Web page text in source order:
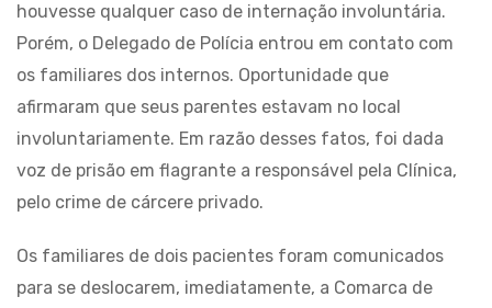
houvesse qualquer caso de internação involuntária.
Porém, o Delegado de Polícia entrou em contato com
os familiares dos internos. Oportunidade que
afirmaram que seus parentes estavam no local
involuntariamente. Em razão desses fatos, foi dada
voz de prisão em flagrante a responsável pela Clínica,
pelo crime de cárcere privado.
Os familiares de dois pacientes foram comunicados
para se deslocarem, imediatamente, a Comarca de